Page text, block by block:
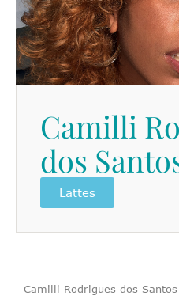
Camilli
dos
Lattes
Camilli Rodrigues dos